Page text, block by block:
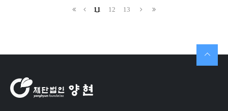
11 12 13